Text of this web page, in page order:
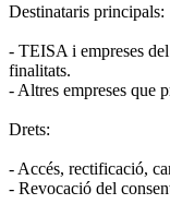
Destinataris principals:
- TEISA i empreses
finalitats.
- Altres empreses que
Drets:
- Accés, rectificació,
- Revocació del